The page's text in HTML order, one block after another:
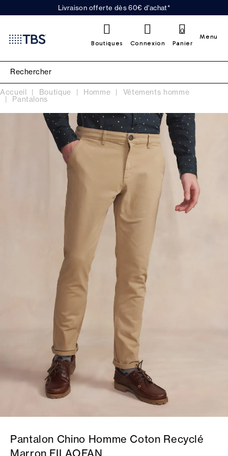
Livraison offerte dès 60€ d'achat*
Boutiques Connexion Panier
0
Menu
Accueil Boutique Homme Vêtements homme
Pantalons
Pantalon Chino Homme Coton Recyclé
Marron FILAOFAN